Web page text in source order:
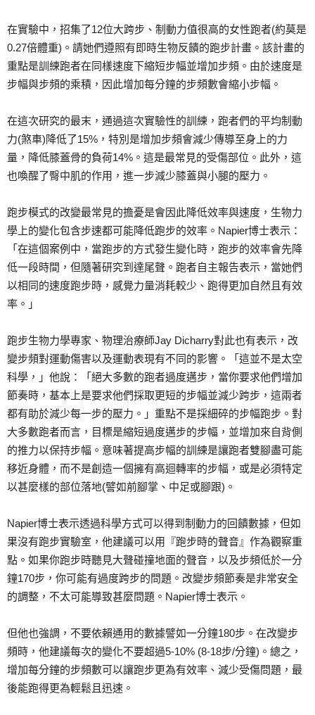
在實驗中，招集了12位大跨步、制動力值很高的女性跑者(約莫是
0.27倍體重)。請她們遵照有即時生物反饋的跑步計畫。該計畫的
重點是訓練跑者在同樣速度下縮短步幅並增加步頻。由於速度是
步幅與步頻的乘積，因此增加每分鐘的步頻數會縮小步幅。
在這次研究的最末，通過這次實驗性的訓練，跑者們的平均制動
力(煞車)降低了15%，特別是增加步頻會減少傳導至身上的力
量，降低膝蓋骨的負荷14%。這是最常見的受傷部位。此外，這
也喚醒了臀中肌的作用，進一步減少膝蓋與小腿的壓力。
跑步模式的改變最常見的擔憂是會因此降低效率與速度，生物力
學上的變化包含步速都可能降低跑步的效率。Napier博士表示：
「在這個案例中，當跑步的方式發生變化時，跑步的效率會先降
低一段時間，但隨著研究到達尾聲。跑者自主報告表示，當她們
以相同的速度跑步時，感覺力量消耗較少、跑得更加自然且有效
率。」
跑步生物力學專家、物理治療師Jay Dicharry對此也有表示，改
變步頻對運動傷害以及運動表現有不同的影響。「這並不是太空
科學，」他說：「絕大多數的跑者過度邁步，當你要求他們增加
節奏時，基本上是要求他們採取更短的步幅並減少跨步，這兩者
都有助於減少每一步的壓力。」重點不是採細碎的步幅跑步。對
大多數跑者而言，目標是縮短過度邁步的步幅，並增加來自背側
的推力以保持步幅。意味著提高步幅的訓練是讓跑者雙腳盡可能
移近身體，而不是創造一個擁有高迴轉率的步幅，或是必須特定
以甚麼樣的部位落地(譬如前腳掌、中足或腳跟)。
Napier博士表示透過科學方式可以得到制動力的回饋數據，但如
果沒有跑步實驗室，他建議可以用『跑步時的聲音』作為觀察重
點。如果你跑步時聽見大聲碰撞地面的聲音，以及步頻低於一分
鐘170步，你可能有過度跨步的問題。改變步頻節奏是非常安全
的調整，不太可能導致甚麼問題。Napier博士表示。
但他也強調，不要依賴通用的數據譬如一分鐘180步。在改變步
頻時，他建議每次的變化不要超過5-10% (8-18步/分鐘)。總之，
增加每分鐘的步頻數可以讓跑步更為有效率、減少受傷問題，最
後能跑得更為輕鬆且迅速。